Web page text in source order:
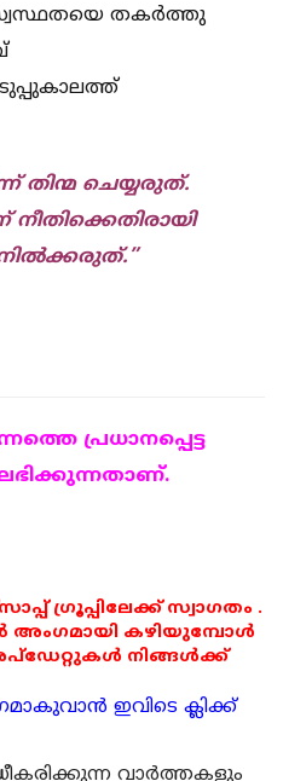
സ്വസ്ഥതയെ തകർത്തു
തിന്മ ചെയ്യരുത്.
പ്രധാനപ്പെട്ട
ഗ്രൂപ്പിലേക്ക് സ്വാഗതം .
അംഗമായി കഴിയുമ്പോൾ
നിങ്ങൾക്ക്
ഇവിടെ ക്ലിക്ക്
വാര്‍ത്തകളും